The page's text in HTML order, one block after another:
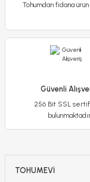
Gala Çiçeği Soğanı -
Tohumdan fidana
Güvenli
256 Bit SSL
TOHUMEVİ